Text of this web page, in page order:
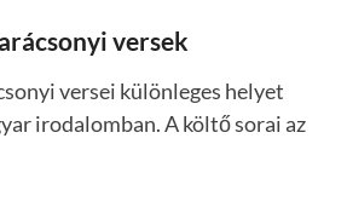
versek
versei különleges helyet
irodalomban. A költő sorai az